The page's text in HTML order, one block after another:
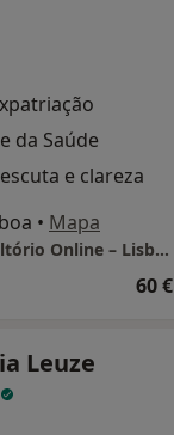
da Saúde
e clareza
• Mapa
LUMA Psicologia Clínica | Consultório Online – Lisboa
60 €
Leuze